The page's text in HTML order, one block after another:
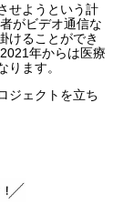
せようという計
がビデオ通信な
けることができ
年からは医療
ります。
ジェクトを立ち